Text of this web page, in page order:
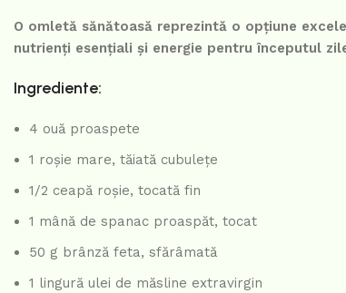
O omletă sănătoasă reprezintă o opțiune
nutrienți esențiali și energie pentru începutul
Ingrediente:
4 ouă proaspete
1 roșie mare, tăiată cubulețe
1/2 ceapă roșie, tocată fin
1 mână de spanac proaspăt, tocat
50 g brânză feta, sfărâmată
1 lingură ulei de măsline extravirgin